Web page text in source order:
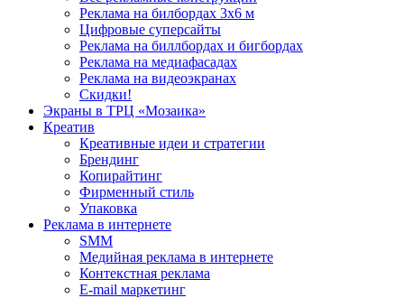
Реклама на билбордах 3х6 м
Цифровые суперсайты
Реклама на биллбордах и бигбордах
Реклама на медиафасадах
Реклама на видеоэкранах
Скидки!
Экраны в ТРЦ «Мозаика»
Креатив
Креативные идеи и стратегии
Брендинг
Копирайтинг
Фирменный стиль
Упаковка
Реклама в интернете
SMM
Медийная реклама в интернете
Контекстная реклама
E-mail маркетинг